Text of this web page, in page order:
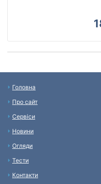
Головна
Про сайт
Сервіси
Новини
Огляди
Тести
Контакти